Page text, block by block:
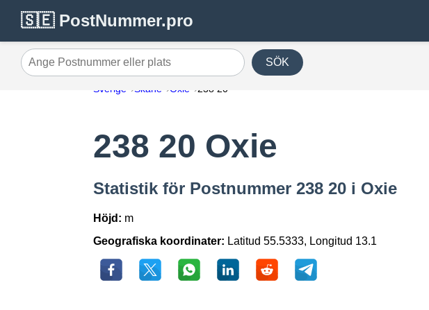
🇸🇪 PostNummer.pro
Ange Postnummer eller plats SÖK
Sverige Skåne Oxie 238 20
238 20 Oxie
Statistik för Postnummer 238 20 i Oxie
Höjd: m
Geografiska koordinater: Latitud 55.5333, Longitud 13.1